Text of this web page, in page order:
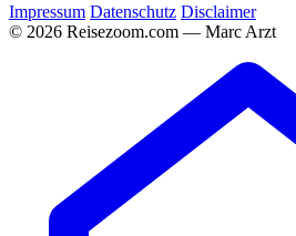
Impressum Datenschutz Disclaimer
© 2026 Reisezoom.com — Marc Arzt